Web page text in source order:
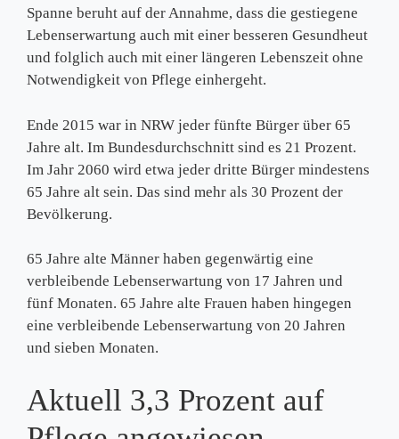
Spanne beruht auf der Annahme, dass die gestiegene
Lebenserwartung auch mit einer besseren Gesundheut
und folglich auch mit einer längeren Lebenszeit ohne
Notwendigkeit von Pflege einhergeht.
Ende 2015 war in NRW jeder fünfte Bürger über 65
Jahre alt. Im Bundesdurchschnitt sind es 21 Prozent.
Im Jahr 2060 wird etwa jeder dritte Bürger mindestens
65 Jahre alt sein. Das sind mehr als 30 Prozent der
Bevölkerung.
65 Jahre alte Männer haben gegenwärtig eine
verbleibende Lebenserwartung von 17 Jahren und
fünf Monaten. 65 Jahre alte Frauen haben hingegen
eine verbleibende Lebenserwartung von 20 Jahren
und sieben Monaten.
Aktuell 3,3 Prozent auf